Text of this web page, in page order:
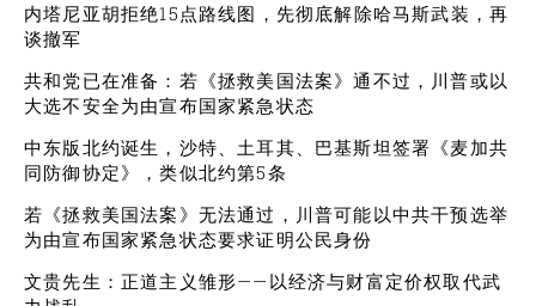
内塔尼亚胡拒绝15点路线图，先彻底解除哈马斯武装，再
谈撤军
共和党已在准备：若《拯救美国法案》通不过，川普或以
大选不安全为由宣布国家紧急状态
中东版北约诞生，沙特、土耳其、巴基斯坦签署《麦加共
同防御协定》，类似北约第5条
若《拯救美国法案》无法通过，川普可能以中共干预选举
为由宣布国家紧急状态要求证明公民身份
文贵先生：正道主义雏形——以经济与财富定价权取代武